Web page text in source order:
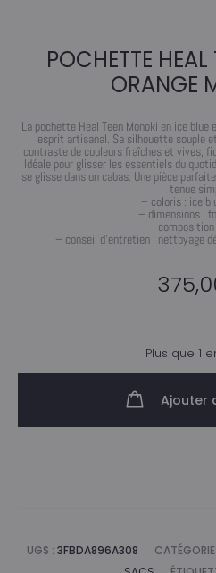
POCHETTE HEAL
ORANGE
La pochette Heal Teen Monoki en ice
esprit artisanal. Sa silhouette souple
contraste de couleurs fraîches et vives,
Idéale pour glisser les essentiels du
se glisse dans un cabas. Une pièce
tenue
– coloris : ice
– dimensions :
–
– conseil d’entretien : nettoyage
Plus que 1
Ajouter
UGS : 3FBDA896A308